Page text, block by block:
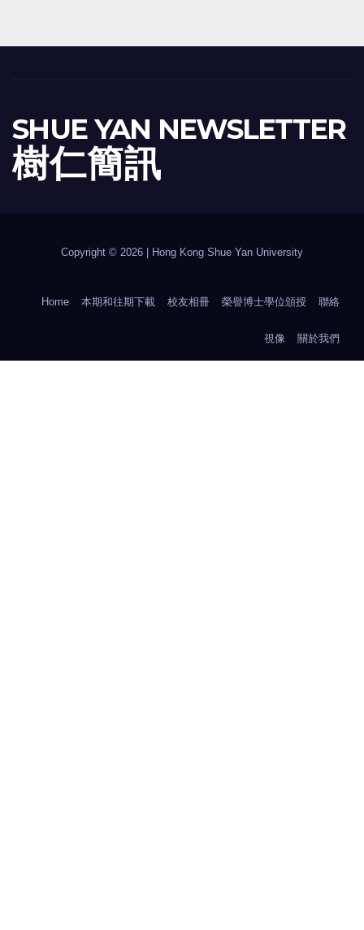
SHUE YAN NEWSLETTER
樹 仁 簡 訊
Copyright © 2026 | Hong Kong Shue Yan University
Home 本期和往期下載 校友相冊 榮譽博士學位頒授 聯絡
視像 關於我們